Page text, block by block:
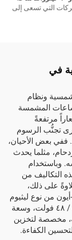
التي تسعى إلى
في
ونظام
المشمسة
مرتفعةً
تجنُّب الرسوم
ففي بعض الأحيان،
مثلما يحدث
وباستخدام
التكاليف من
على ذلك،
أيون من نوع ليثيوم
حديد فوسفات (LiFePO4) بفولتية ٥١,٢ فولت / ٤٨ فولت، وسعة
٢٨٠ أمبير ساعة، مخصصة لتخزين
الكفاءة.